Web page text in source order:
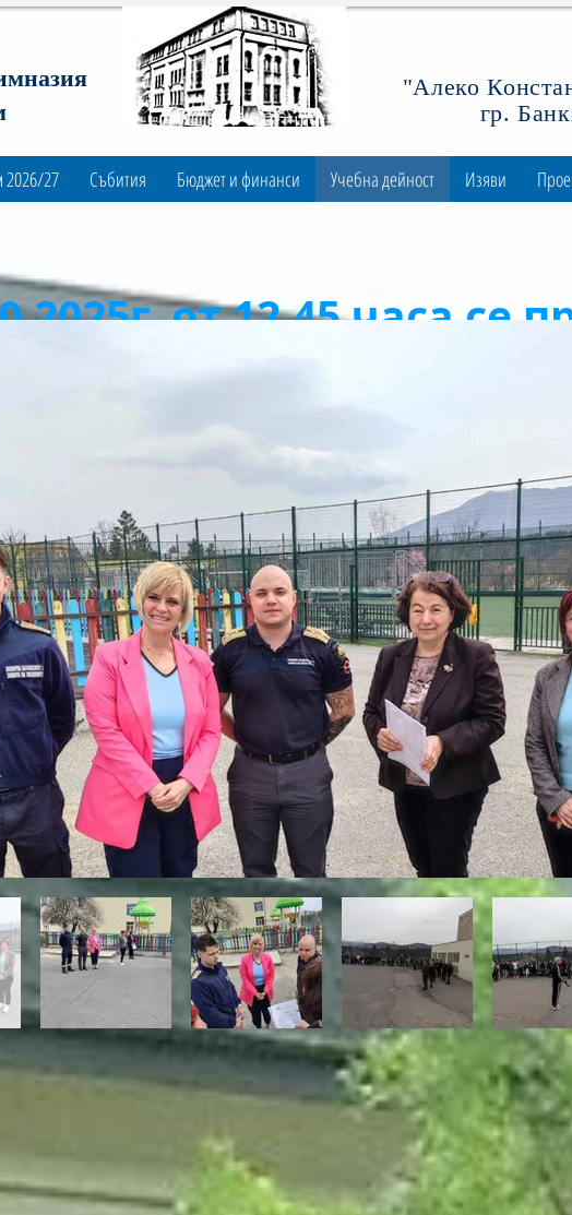
"Алеко
гр.
27 Събития Бюджет и финанси Учебна дейност Изяви
от 12.45 часа се
занятие на тема:
ръководния,
персонал при
от училищната